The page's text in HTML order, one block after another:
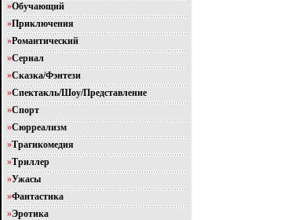
»Обучающий
»Приключения
»Романтический
»Сериал
»Сказка/Фэнтези
»Спектакль/Шоу/Представление
»Спорт
»Сюрреализм
»Трагикомедия
»Триллер
»Ужасы
»Фантастика
»Эротика